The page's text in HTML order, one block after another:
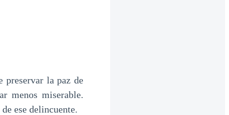
la paz de
menos miserable.
ese delincuente.